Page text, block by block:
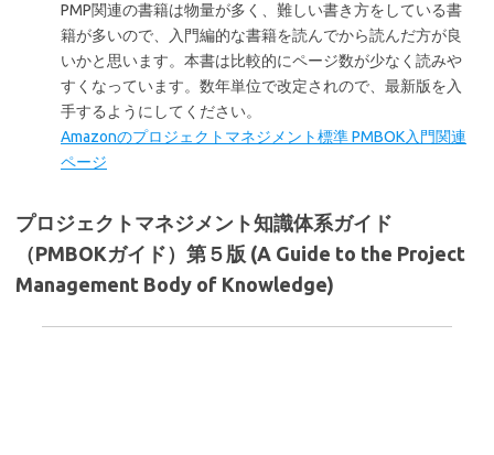
PMP関連の書籍は物量が多く、難しい書き方をしている書
籍が多いので、入門編的な書籍を読んでから読んだ方が良
いかと思います。本書は比較的にページ数が少なく読みや
すくなっています。数年単位で改定されので、最新版を入
手するようにしてください。
Amazonのプロジェクトマネジメント標準 PMBOK入門関連
ページ
プロジェクトマネジメント知識体系ガイド
（PMBOKガイド）第５版 (A Guide to the Project
Management Body of Knowledge)